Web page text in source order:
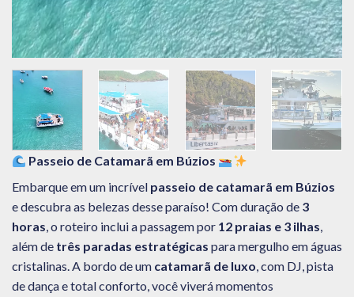
Passeio de Catamarã em Búzios
Embarque em um incrível passeio de catamarã em Búzios
e descubra as belezas desse paraíso! Com duração de 3
horas, o roteiro inclui a passagem por 12 praias e 3 ilhas,
além de três paradas estratégicas para mergulho em águas
cristalinas. A bordo de um catamarã de luxo, com DJ, pista
de dança e total conforto, você viverá momentos